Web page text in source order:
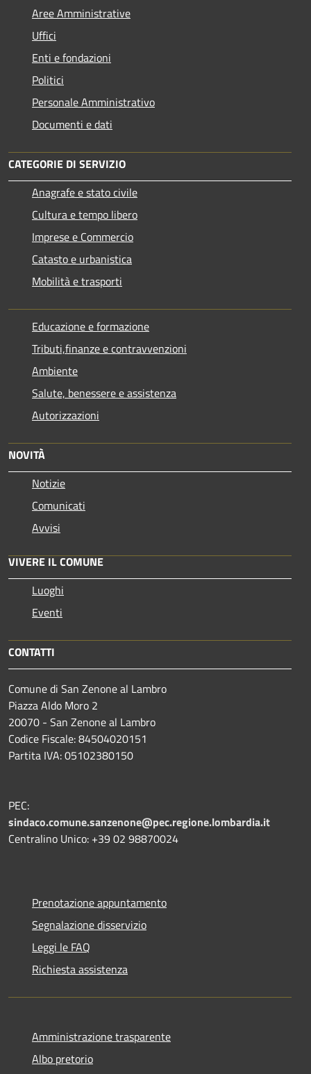
Aree Amministrative
Uffici
Enti e fondazioni
Politici
Personale Amministrativo
Documenti e dati
CATEGORIE DI SERVIZIO
Anagrafe e stato civile
Cultura e tempo libero
Imprese e Commercio
Catasto e urbanistica
Mobilità e trasporti
Educazione e formazione
Tributi,finanze e contravvenzioni
Ambiente
Salute, benessere e assistenza
Autorizzazioni
NOVITÀ
Notizie
Comunicati
Avvisi
VIVERE IL COMUNE
Luoghi
Eventi
CONTATTI
Comune di San Zenone al Lambro
Piazza Aldo Moro 2
20070 - San Zenone al Lambro
Codice Fiscale: 84504020151
Partita IVA: 05102380150
PEC:
sindaco.comune.sanzenone@pec.regione.lombardia.it
Centralino Unico: +39 02 98870024
Prenotazione appuntamento
Segnalazione disservizio
Leggi le FAQ
Richiesta assistenza
Amministrazione trasparente
Albo pretorio